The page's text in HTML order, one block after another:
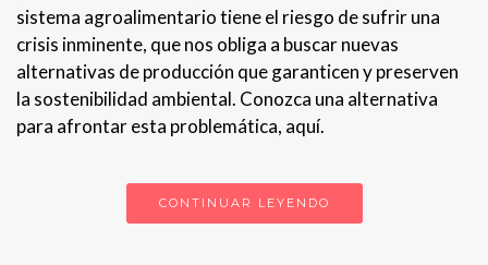
sistema agroalimentario tiene el riesgo de sufrir una
crisis inminente, que nos obliga a buscar nuevas
alternativas de producción que garanticen y preserven
la sostenibilidad ambiental. Conozca una alternativa
para afrontar esta problemática, aquí.
CONTINUAR LEYENDO